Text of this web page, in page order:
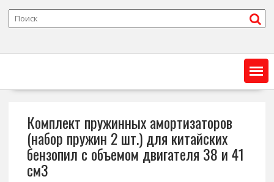
Комплект пружинных амортизаторов
(набор пружин 2 шт.) для китайских
бензопил с объемом двигателя 38 и 41
см3